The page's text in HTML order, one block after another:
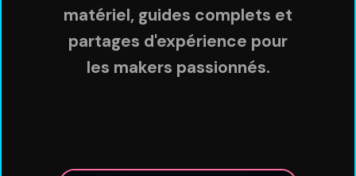
matériel, guides complets et
partages d'expérience pour
les makers passionnés.